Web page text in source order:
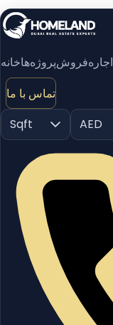
خانهپروژه‌هافروشاجاره
تماس با ما
Sqft
AED